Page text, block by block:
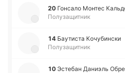
20 Го­нса­ло Монтес
Полузащитник
14 Бау­ти­ста Ко­чу­би­нски
Полузащитник
10 Эсте­бан Да­ниэль